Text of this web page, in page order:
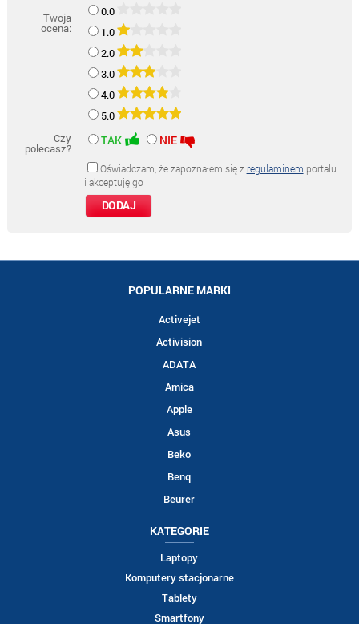
Twoja
ocena:
0.0
1.0
2.0
3.0
4.0
5.0
Czy
polecasz?
TAK NIE
Oświadczam, że zapoznałem się z regulaminem portalu
i akceptuję go
POPULARNE MARKI
Activejet
Activision
ADATA
Amica
Apple
Asus
Beko
Benq
Beurer
KATEGORIE
Laptopy
Komputery stacjonarne
Tablety
Smartfony